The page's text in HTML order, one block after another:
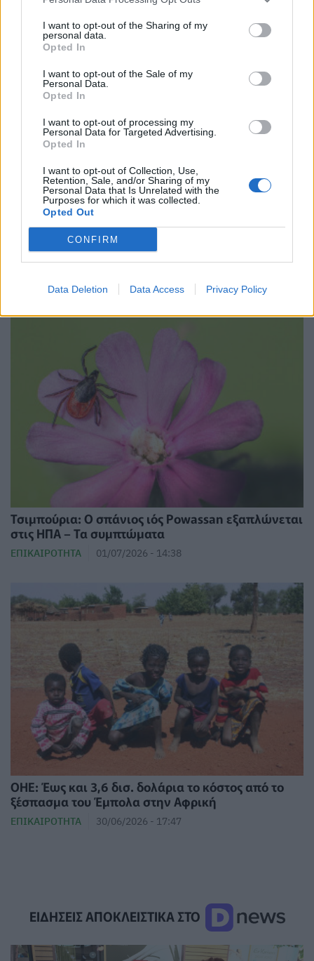
I want to opt-out of the Sharing of my
personal data.
Opted In
I want to opt-out of the Sale of my
Personal Data.
Opted In
I want to opt-out of processing my
Personal Data for Targeted Advertising.
Opted In
I want to opt-out of Collection, Use,
Retention, Sale, and/or Sharing of my
Personal Data that Is Unrelated with the
Purposes for which it was collected.
Opted Out
CONFIRM
Data Deletion Data Access Privacy Policy
Έμπολα: Πάνω από 1.500 επιβεβαιωμένα
κρούσματα στο Κονγκό – 506 νεκροί
06/07/2026 - 13:12
Τσιμπούρια: Ο σπάνιος ιός Powassan εξαπλώνεται
στις ΗΠΑ – Τα συμπτώματα
ΕΠΙΚΑΙΡΌΤΗΤΑ 01/07/2026 - 14:38
ΟΗΕ: Έως και 3,6 δισ. δολάρια το κόστος από το
ξέσπασμα του Έμπολα στην Αφρική
ΕΠΙΚΑΙΡΌΤΗΤΑ 30/06/2026 - 17:47
ΕΙΔΗΣΕΙΣ ΑΠΟΚΛΕΙΣΤΙΚΑ ΣΤΟ